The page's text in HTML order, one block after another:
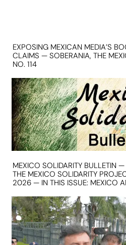
EXPOSING MEXICAN MEDIA’S
CLAIMS — SOBERANIA, THE
NO. 114
MEXICO SOLIDARITY BULLETIN
THE MEXICO SOLIDARITY
2026 — IN THIS ISSUE: MEXICO